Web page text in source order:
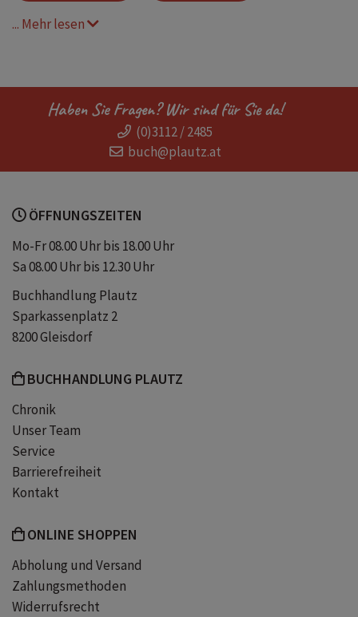
Suchen und Entdecken
... Mehr lesen
Haben Sie Fragen? Wir sind für Sie da!
(0)3112 / 2485
buch@plautz.at
ÖFFNUNGSZEITEN
Mo-Fr 08.00 Uhr bis 18.00 Uhr
Sa 08.00 Uhr bis 12.30 Uhr
Buchhandlung Plautz
Sparkassenplatz 2
8200 Gleisdorf
BUCHHANDLUNG PLAUTZ
Chronik
Unser Team
Service
Barrierefreiheit
Kontakt
ONLINE SHOPPEN
Abholung und Versand
Zahlungsmethoden
Widerrufsrecht